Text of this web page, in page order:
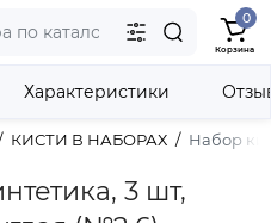
тел. (098) 673-42-06
наши контакты
0
Корзина
КИСТИ В НАБОРАХ Набор
3 шт,
Характеристики